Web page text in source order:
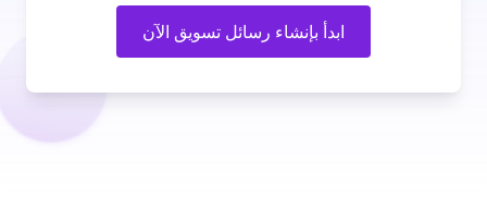
ابدأ بإنشاء رسائل تسويق الآن